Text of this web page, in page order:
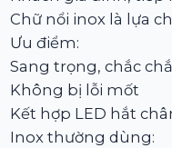
Chữ nổi inox là lựa
Ưu điểm:
Sang trọng, chắc
Không bị lỗi mốt
Kết hợp LED hắt
Inox thường dùng: